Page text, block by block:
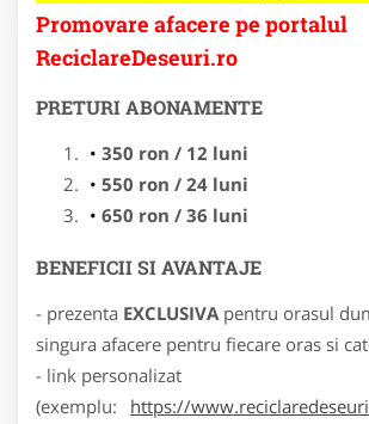
Promovare afacere pe portalul
ReciclareDeseuri.ro
PRETURI ABONAMENTE
350 ron / 12 luni
550 ron / 24 luni
650 ron / 36 luni
BENEFICII SI AVANTAJE
- prezenta EXCLUSIVApentru orasul
singura afacere pentru fiecare oras si
- link personalizat
(exemplu:
https://